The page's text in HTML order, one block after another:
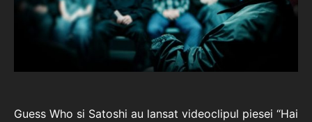
Guess Who si Satoshi au lansat videoclipul piesei “Hai